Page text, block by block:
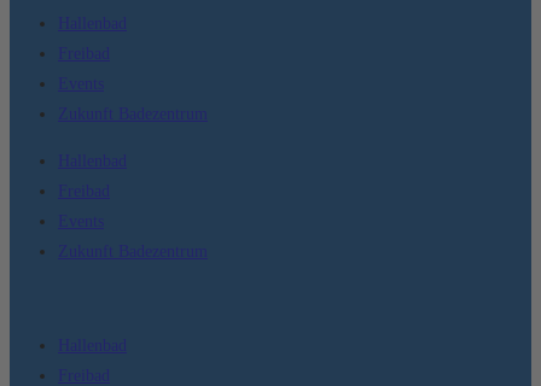
Hallenbad
Freibad
Events
Zukunft Badezentrum
Hallenbad
Freibad
Events
Zukunft Badezentrum
Hallenbad
Freibad